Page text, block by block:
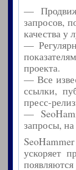
—
запросов,
качества у
—
проекта.
— Все
ссылки,
пресс-
—
запросы,
ускоряет